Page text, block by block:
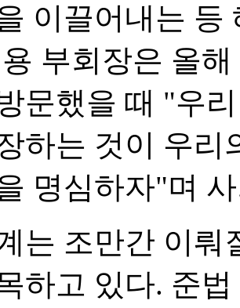
이끌어내는 등
부회장은 올
문했을 때 "우
하는 것이 우리
명심하자"며
는 조만간 이뤄
하고 있다. 준